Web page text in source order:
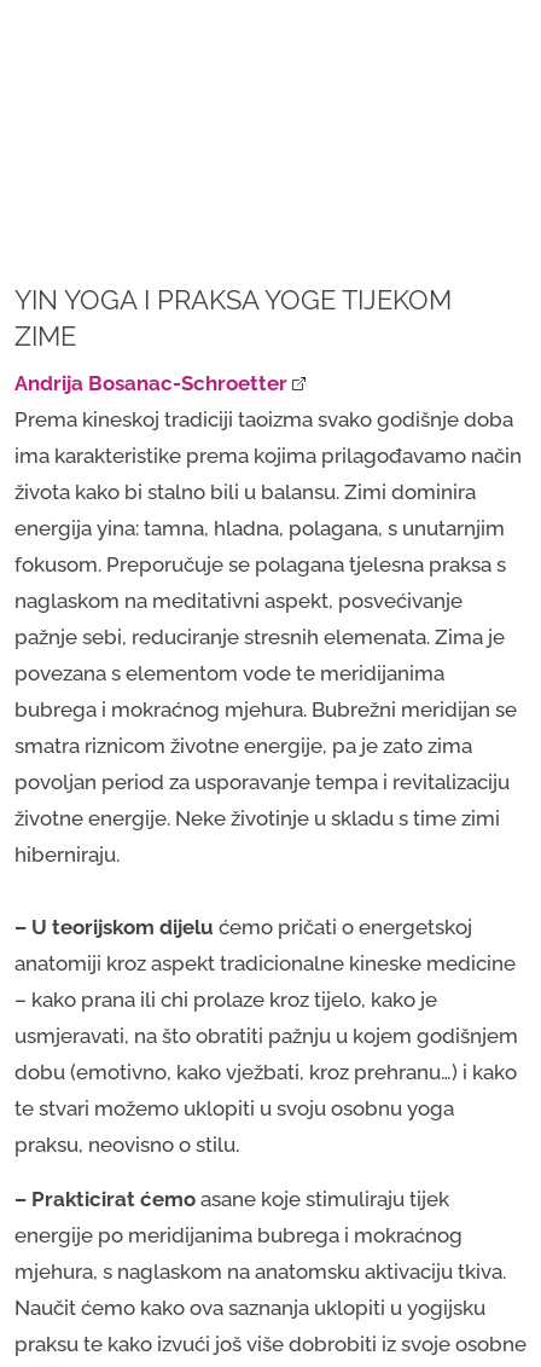
YIN YOGA I PRAKSA YOGE TIJEKOM
ZIME
Andrija Bosanac-Schroetter
Prema kineskoj tradiciji taoizma svako godišnje doba
ima karakteristike prema kojima prilagođavamo način
života kako bi stalno bili u balansu. Zimi dominira
energija yina: tamna, hladna, polagana, s unutarnjim
fokusom. Preporučuje se polagana tjelesna praksa s
naglaskom na meditativni aspekt, posvećivanje
pažnje sebi, reduciranje stresnih elemenata. Zima je
povezana s elementom vode te meridijanima
bubrega i mokraćnog mjehura. Bubrežni meridijan se
smatra riznicom životne energije, pa je zato zima
povoljan period za usporavanje tempa i revitalizaciju
životne energije. Neke životinje u skladu s time zimi
hiberniraju.
– U teorijskom dijelu ćemo pričati o energetskoj
anatomiji kroz aspekt tradicionalne kineske medicine
– kako prana ili chi prolaze kroz tijelo, kako je
usmjeravati, na što obratiti pažnju u kojem godišnjem
dobu (emotivno, kako vježbati, kroz prehranu…) i kako
te stvari možemo uklopiti u svoju osobnu yoga
praksu, neovisno o stilu.
– Prakticirat ćemo asane koje stimuliraju tijek
energije po meridijanima bubrega i mokraćnog
mjehura, s naglaskom na anatomsku aktivaciju tkiva.
Naučit ćemo kako ova saznanja uklopiti u yogijsku
praksu te kako izvući još više dobrobiti iz svoje osobne